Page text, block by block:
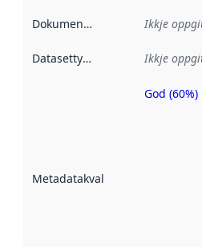
Dokumentasjon Ikkje
Datasettype Ikkje
Metadatakvalitet
God (60%)